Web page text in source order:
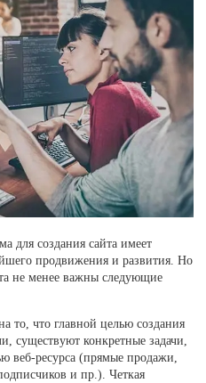
для создания сайта имеет
продвижения и развития. Но
не менее важны следующие
то, что главной целью создания
существуют конкретные задачи,
веб-ресурса (прямые продажи,
и пр.). Четкая